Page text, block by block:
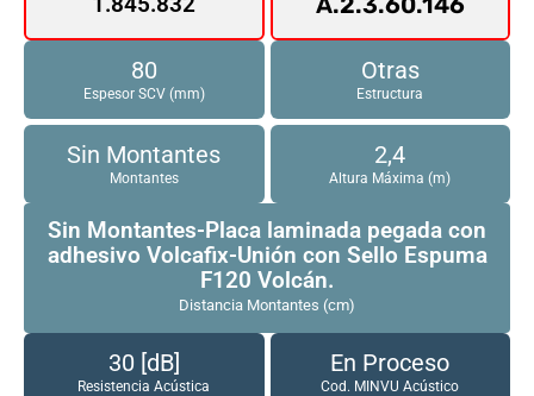
80
Espesor SCV (mm)
Otras
Estructura
Sin Montantes
Montantes
2,4
Altura Máxima (m)
Sin Montantes-Placa laminada pegada con
adhesivo Volcafix-Unión con Sello Espuma
F120 Volcán.
Distancia Montantes (cm)
30 [dB]
Resistencia Acústica
En Proceso
Cod. MINVU Acústico